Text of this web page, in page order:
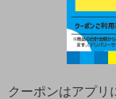
クーポンはアプリ